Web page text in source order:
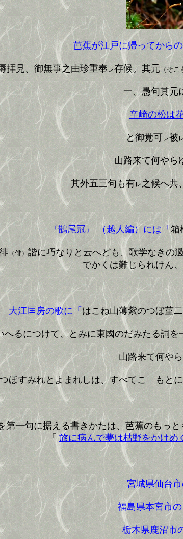
芭蕉が江戸に帰ってから
拝見、御無事之由珍重奉レ存候。其元 （そ
一、愚句其元
辛崎の松は
と御覚可レ被
山路来て何やら
其外五三句も有レ之候へ共
『鵲尾冠』 （越人編）には「箱
（俳） 諧に巧なりと云へども、歌学なきの
でかくは難じられけん
大江匡房の歌に「はこね山薄紫のつぼ菫
るにつけて、とみに東國のだみたる詞を
山路来て何やら
ほすみれとよまれしは、すべてこゝもと
第一句に据える書きかたは、芭蕉のもっ
「旅に病んで夢は枯野をかけめ
宮城県仙台市
福島県本宮市
栃木県鹿沼市